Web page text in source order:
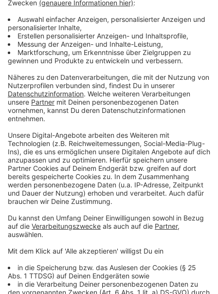
der Kath. Kita Christus König wurde eine Covid-19-
Infektion bei einem Kind bekannt. Die Kontakte
werden an den Kitas nachvollzogen.
Schulen:
Scholl-Gymnasium, dem Leibnitz-Montessori-
Gymnasium wurde jeweils eine mit Corona infizierte
Betreuungsperson gemeldet. Am Walter-Eucken-
Berufskolleg, an der Joseph-Beuys-Gesamtschule, der
Realschule, Wilhelm-Ferdinand-Schule, dem
Griechischen Gymnasium, dem Franz Jürgens
Berufskolleg, dem Walter Eucken Berufkolleg, dem
Berufskolleg Am großen Dern LVR wurden jeweils eine
Covid-19-Infektionen in der Schülerschaft
festgestellt. An der Volker-Rosin-Schule wurde
zudem eine weitere Person mit Covid-19-Infektion
gemeldet.
Altenheime:
Aktuell werden positive Covid-19-Befunde für 22
Bewohner*innen und 3 Mitarbeiter*innen des
Teerstegen-Hauses gemeldet, in den